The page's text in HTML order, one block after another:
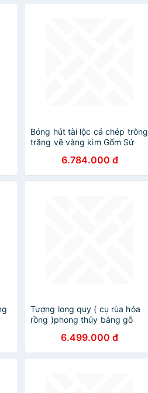
Bóng hút tài lộc cá chép trông
trăng vẽ vàng kim Gốm Sứ
6.784.000 đ
Tượng long quy ( cụ rùa hóa
rồng )phong thủy bằng gỗ
6.499.000 đ